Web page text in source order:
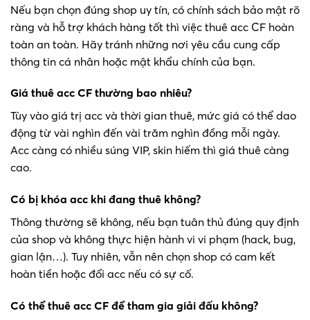
Nếu bạn chọn đúng shop uy tín, có chính sách bảo mật rõ
ràng và hỗ trợ khách hàng tốt thì việc thuê acc CF hoàn
toàn an toàn. Hãy tránh những nơi yêu cầu cung cấp
thông tin cá nhân hoặc mật khẩu chính của bạn.
Giá thuê acc CF thường bao nhiêu?
Tùy vào giá trị acc và thời gian thuê, mức giá có thể dao
động từ vài nghìn đến vài trăm nghìn đồng mỗi ngày.
Acc càng có nhiều súng VIP, skin hiếm thì giá thuê càng
cao.
Có bị khóa acc khi đang thuê không?
Thông thường sẽ không, nếu bạn tuân thủ đúng quy định
của shop và không thực hiện hành vi vi phạm (hack, bug,
gian lận…). Tuy nhiên, vẫn nên chọn shop có cam kết
hoàn tiền hoặc đổi acc nếu có sự cố.
Có thể thuê acc CF để tham gia giải đấu không?